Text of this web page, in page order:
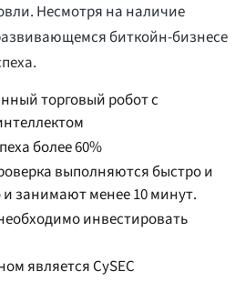
Несмотря на наличие
биткойн-бизнесе
торговый робот с
более 60%
выполняются быстро и
и занимают менее 10 минут.
инвестировать
является CySEC